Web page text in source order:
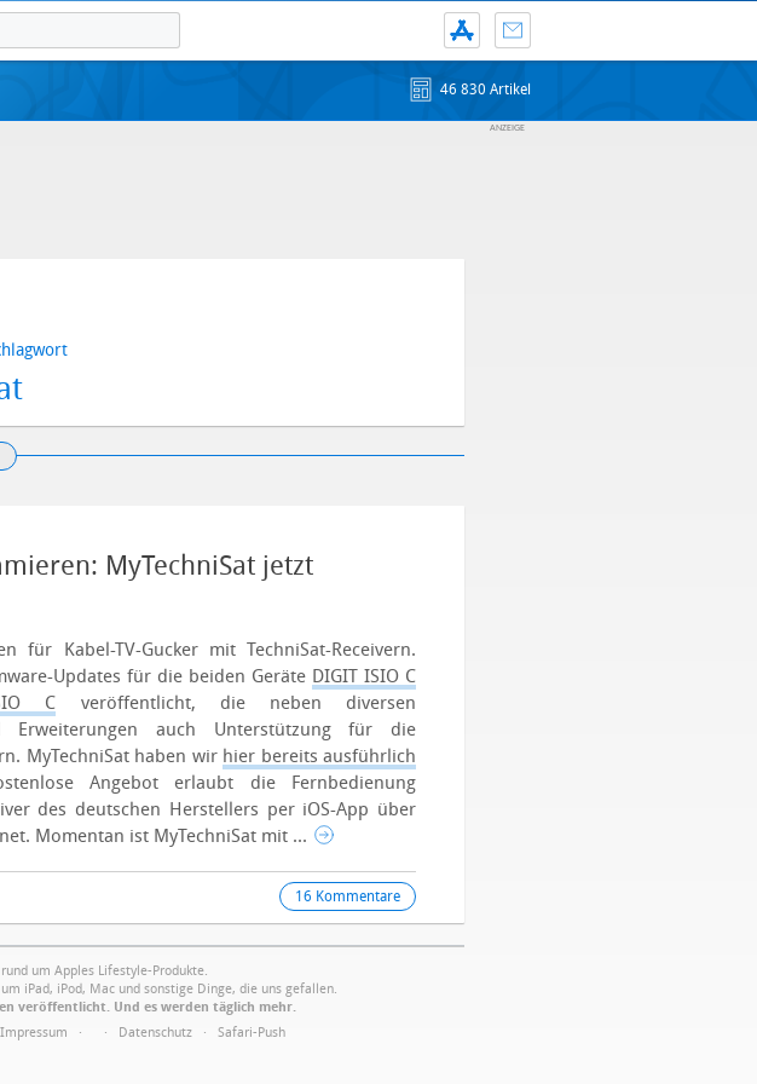
46 830 Artikel
MyTechniSat jetzt
für Kabel-TV-Gucker mit TechniSat-Receivern.
Updates für die beiden Geräte DIGIT ISIO C
C veröffentlicht, die neben diversen
Erweiterungen auch Unterstützung für die
MyTechniSat haben wir hier bereits ausführlich
Angebot erlaubt die Fernbedienung
des deutschen Herstellers per iOS-App über
Momentan ist MyTechniSat mit ...
16 Kommentare
um Apples Lifestyle-Produkte.
iPad, iPod, Mac und sonstige Dinge, die uns gefallen.
veröffentlicht. Und es werden täglich mehr.
Impressum · · Datenschutz · Safari-Push